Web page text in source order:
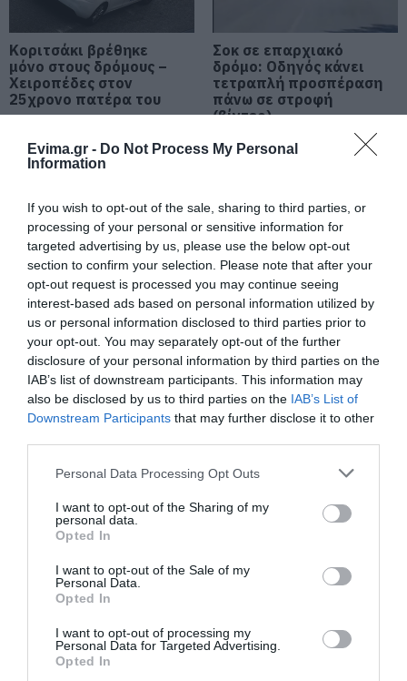
Evima.gr - Do Not Process My Personal
Information
If you wish to opt-out of the sale, sharing to third parties, or
processing of your personal or sensitive information for
targeted advertising by us, please use the below opt-out
section to confirm your selection. Please note that after your
opt-out request is processed you may continue seeing
interest-based ads based on personal information utilized by
us or personal information disclosed to third parties prior to
your opt-out. You may separately opt-out of the further
disclosure of your personal information by third parties on the
IAB’s list of downstream participants. This information may
also be disclosed by us to third parties on the IAB’s List of
Downstream Participants that may further disclose it to other
Please note that this website/app uses one or more Google
not limited to your visit or usage behaviour. You may click to
grant or deny consent to Google and its third-party tags to
use your data for below specified purposes in below Google
consent section.
Personal Data Processing Opt Outs
I want to opt-out of the Sharing of my
personal data.
Opted In
I want to opt-out of the Sale of my
Personal Data.
Opted In
I want to opt-out of processing my
Personal Data for Targeted Advertising.
Opted In
Νύχτα τρόμου στην Εύβοια:
Διέρρηξαν σπίτι 95χρονης και
προκάλεσαν σοβαρές ζημιές σε
ταβέρνα
05.08.2026 | 19:20
τη Σαντορίνη από τη θάλασσα
05.08.2026 | 19:00
Κρίσιμες ώρες για άνδρα που
τραυματίστηκε σε τροχαίο στην
Εύβοια
05.08.2026 | 18:40
Τρόμος σε πτήση της Air India: Το
αεροσκάφος έχασε απότομα ύψος
– 17 τραυματίες
05.08.2026 | 18:20
Μεγάλη προσοχή στην Εύβοια:
Νέα τηλεφωνική απάτη
Μύκονος: Έψαχναν τσάντα και
Rolex αξίας 75.000 ευρώ – Η
ανακάλυψη κάτω από τα βράχια
05.08.2026 | 17:40
Τρόμος στην Εύβοια: Δύο
άγνωστοι εισέβαλαν σε σπίτι
μέσα στη νύχτα – Δείτε τι
άρπαξαν
Κοριτσάκι βρέθηκε
μόνο στους δρόμους –
Χειροπέδες στον
25χρονο πατέρα του
Σοκ σε επαρχιακό
δρόμο: Οδηγός κάνει
τετραπλή προσπέραση
πάνω σε στροφή
(βίντεο)
Η λειτουργία στα
κλειδιά του
αυτοκινήτου που λίγοι
οδηγοί γνωρίζουν και
είναι πολύ χρήσιμη το
καλοκαίρι
Καραμπόλα τεσσάρων
οχημάτων προκάλεσε
αναστάτωση στην
κυκλοφορία
Ο απόλυτος οδηγός για
να ζήσεις τη Σαντορίνη
από τη θάλασσα
τσάντα και Rolex αξίας
75.000 ευρώ – Η